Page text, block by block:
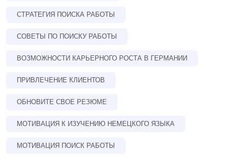
СТРАТЕГИЯ ПОИСКА РАБОТЫ
СОВЕТЫ ПО ПОИСКУ РАБОТЫ
ВОЗМОЖНОСТИ КАРЬЕРНОГО РОСТА В ГЕРМАНИИ
ПРИВЛЕЧЕНИЕ КЛИЕНТОВ
ОБНОВИТЕ СВОЕ РЕЗЮМЕ
МОТИВАЦИЯ К ИЗУЧЕНИЮ НЕМЕЦКОГО ЯЗЫКА
МОТИВАЦИЯ ПОИСК РАБОТЫ